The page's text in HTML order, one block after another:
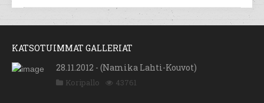
KATSOTUIMMAT GALLERIAT
28.11.2012 - (Namika Lahti-Kouvot)
Koripallo 43761